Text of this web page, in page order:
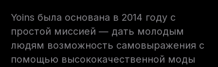
Yoins была основана в 2014 году с
простой миссией — дать молодым
людям возможность самовыражения с
помощью высококачественной моды